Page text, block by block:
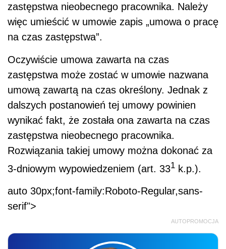
zastępstwa nieobecnego pracownika. Należy
więc umieścić w umowie zapis „umowa o pracę
na czas zastępstwa”.
Oczywiście umowa zawarta na czas
zastępstwa może zostać w umowie nazwana
umową zawartą na czas określony. Jednak z
dalszych postanowień tej umowy powinien
wynikać fakt, że została ona zawarta na czas
zastępstwa nieobecnego pracownika.
Rozwiązania takiej umowy można dokonać za
3-dniowym wypowiedzeniem (art. 331 k.p.).
auto 30px;font-family:Roboto-Regular,sans-
serif">
AUTOPROMOCJA